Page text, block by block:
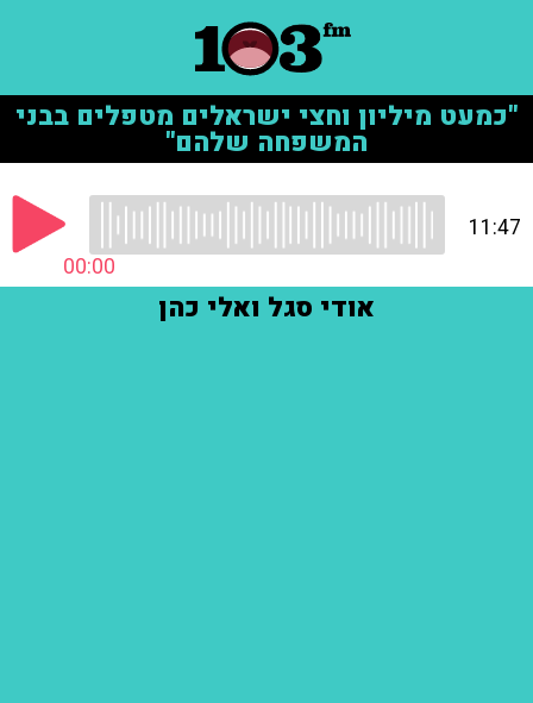
"כמעט מיליון וחצי ישראלים מטפלים בבני
המשפחה שלהם"
00:00
11:47
אודי סגל ואלי כהן